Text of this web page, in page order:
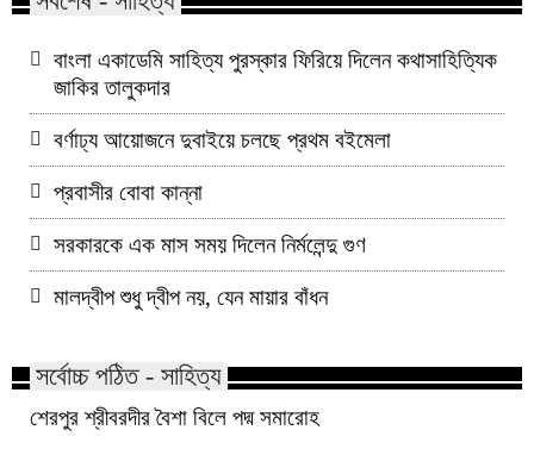
বাংলা একাডেমি সাহিত্য পুরস্কার ফিরিয়ে দিলেন কথাসাহিত্যিক
জাকির তালুকদার
বর্ণাঢ্য আয়োজনে দুবাইয়ে চলছে প্রথম বইমেলা
প্রবাসীর বোবা কান্না
সরকারকে এক মাস সময় দিলেন নির্মলেন্দু গুণ
মালদ্বীপ শুধু দ্বীপ নয়, যেন মায়ার বাঁধন
সর্বোচ্চ পঠিত - সাহিত্য
শেরপুর শ্রীবরদীর বৈশা বিলে পদ্ম সমারোহ